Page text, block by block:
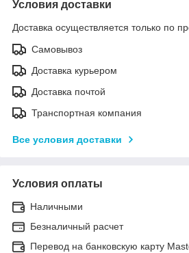
Условия доставки
Доставка осуществляется только по
Самовывоз
Доставка курьером
Доставка почтой
Транспортная компания
Все условия доставки
Условия оплаты
Наличными
Безналичный расчет
Перевод на банковскую карту